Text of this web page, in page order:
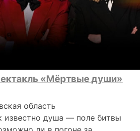
«Мёртвые души»
область
душа — поле битвы